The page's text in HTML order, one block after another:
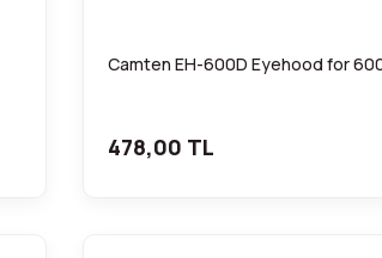
Camten EH-600D Eyehood for
478,00 TL